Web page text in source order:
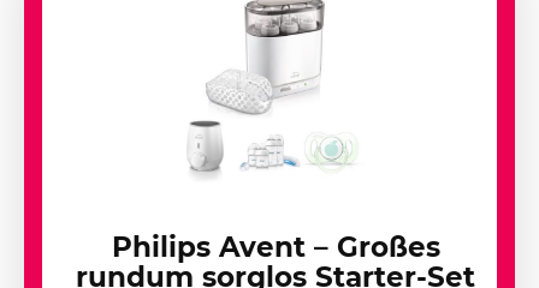
Philips Avent – Großes
rundum sorglos Starter-Set